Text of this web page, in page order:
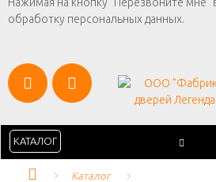
обработку персональных данных.
КАТАЛОГ
Каталог